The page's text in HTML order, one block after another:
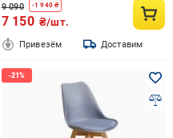
9 090 -1 940 ₴
7 150 ₴/шт.
Привезём Доставим